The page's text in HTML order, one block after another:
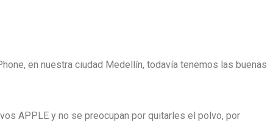
en nuestra ciudad Medellín, todavía tenemos las buenas
APPLE y no se preocupan por quitarles el polvo, por